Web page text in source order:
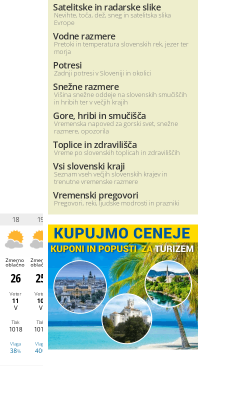
18 19
Zmerno
oblačno
Zmerno
oblačno
Zmerno
oblačno
Zmerno
oblačno
Jasno Jasno Jasno Jasno
26 25 23 20 20 19 18 18
Veter
11
V
Veter
10
V
Veter
8
VSV
Veter
7
SSV
Veter
7
SSV
Veter
7
SSV
Veter
7
SSV
Veter
7
SSV
Tlak
1018
Tlak
1018
Tlak
1019
Tlak
1019
Tlak
1020
Tlak
1020
Tlak
1020
Tlak
1020
Vlaga
38%
Vlaga
40%
Vlaga
52%
Vlaga
60%
Vlaga
64%
Vlaga
66%
Vlaga
66%
Vlaga
67%
Satelitske in radarske slike
Nevihte, toča, dež, sneg in satelitska slika
Evrope
Vodne razmere
Pretoki in temperatura slovenskih rek, jezer ter
morja
Potresi
Zadnji potresi v Sloveniji in okolici
Snežne razmere
Višina snežne oddeje na slovenskih smučiščih
in hribih ter v večjih krajih
Gore, hribi in smučišča
Vremenska napoved za gorski svet, snežne
razmere, opozorila
Toplice in zdravilišča
Vreme po slovenskih toplicah in zdraviliščih
Vsi slovenski kraji
Seznam vseh večjih slovenskih krajev in
trenutne vremenske razmere
Vremenski pregovori
Pregovori, reki, ljudske modrosti in prazniki